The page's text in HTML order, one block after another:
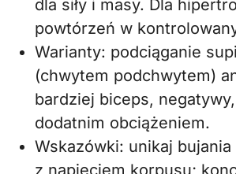
dla siły i masy. Dla
powtórzeń w
Warianty: podciąganie
(chwytem podchwytem)
bardziej biceps,
dodatnim obciążeniem.
Wskazówki: unikaj
z napięciem korpusu;